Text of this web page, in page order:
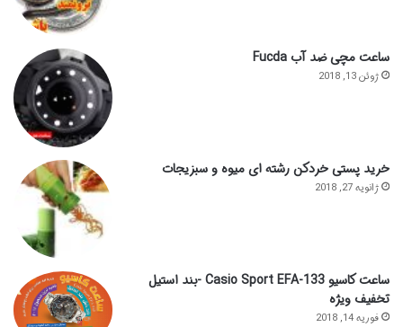
ساعت مچی ضد آب Fucda
ژوئن 13, 2018
خرید پستی خردکن رشته ای میوه و سبزیجات
ژانویه 27, 2018
ساعت کاسیو Casio Sport EFA-133 -بند استیل
تخفیف ویژه
فوریه 14, 2018